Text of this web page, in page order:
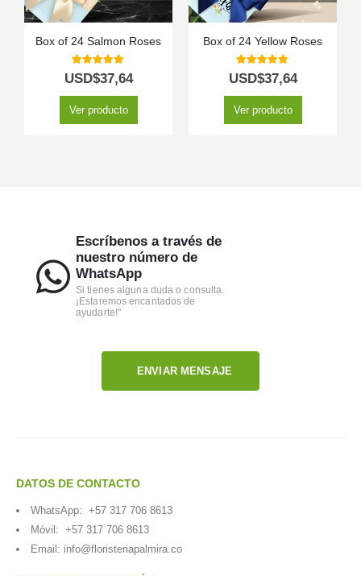
Box of 24 Salmon Roses
5.00 out of 5
USD$37,64
Ver producto
Box of 24 Yellow Roses
5.00 out of 5
USD$37,64
Ver producto
Escríbenos a través de
nuestro número de
WhatsApp
Si tienes alguna duda o consulta.
¡Estaremos encantados de
ayudarte!"
ENVIAR MENSAJE
DATOS DE CONTACTO
WhatsApp: +57 317 706 8613
Móvil: +57 317 706 8613
Email: info@floristeriapalmira.co